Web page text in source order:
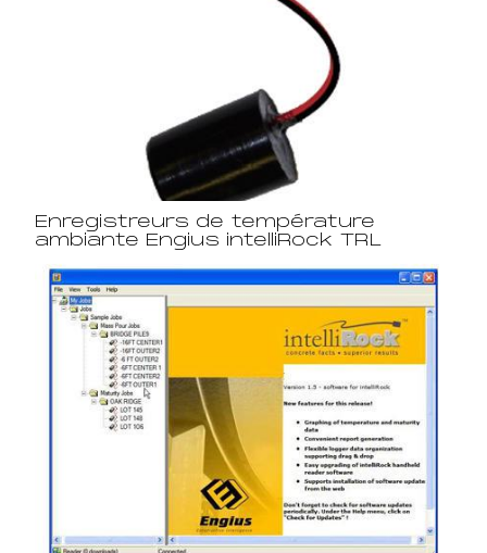
Enregistreurs de température
ambiante Engius intelliRock TRL